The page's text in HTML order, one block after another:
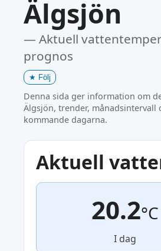
Älgsjön
— Aktuell
prognos
★ Följ
Denna sida ger information om
Älgsjön, trender,
kommande dagarna.
Aktuell
20.2°C
I dag